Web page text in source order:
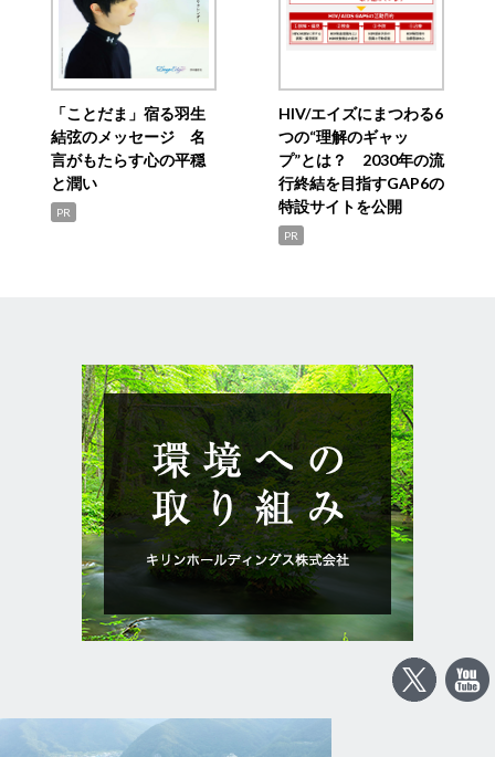
「ことだま」宿る羽生
結弦のメッセージ 名
言がもたらす心の平穏
と潤い
PR
HIV/エイズにまつわる6
つの“理解のギャッ
プ”とは？ 2030年の流
行終結を目指すGAP6の
特設サイトを公開
PR